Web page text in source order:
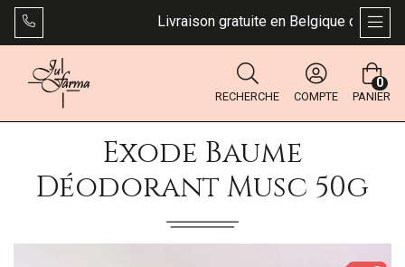
Livraison gratuite en Belgique dès 49
RECHERCHE COMPTE PANIER
0
Exode Baume
Déodorant Musc 50g